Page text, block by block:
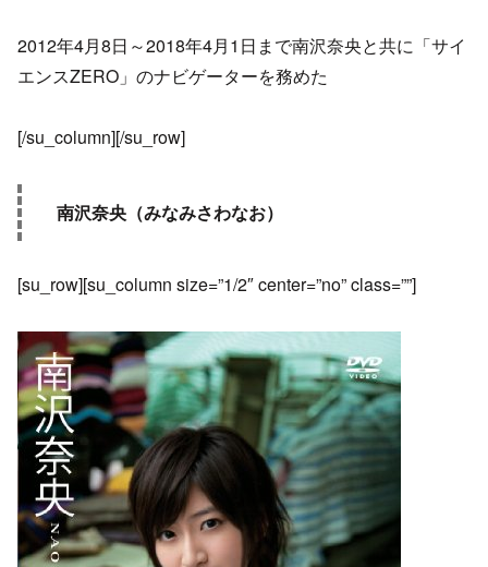
2012年4月8日～2018年4月1日まで南沢奈央と共に「サイ
エンスZERO」のナビゲーターを務めた
[/su_column][/su_row]
南沢奈央（みなみさわなお）
[su_row][su_column size=”1/2″ center=”no” class=””]